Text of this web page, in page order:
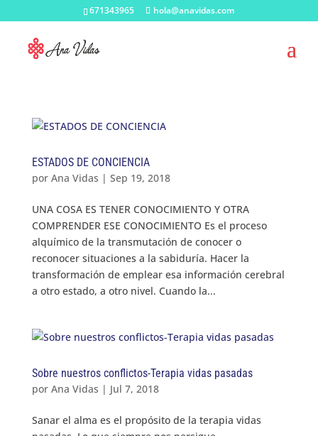
671343965 hola@anavidas.com
ESTADOS DE CONCIENCIA
por Ana Vidas | Sep 19, 2018
UNA COSA ES TENER CONOCIMIENTO Y OTRA
COMPRENDER ESE CONOCIMIENTO Es el proceso
alquímico de la transmutación de conocer o
reconocer situaciones a la sabiduría. Hacer la
transformación de emplear esa información cerebral
a otro estado, a otro nivel. Cuando la...
Sobre nuestros conflictos-Terapia vidas pasadas
por Ana Vidas | Jul 7, 2018
Sanar el alma es el propósito de la terapia vidas